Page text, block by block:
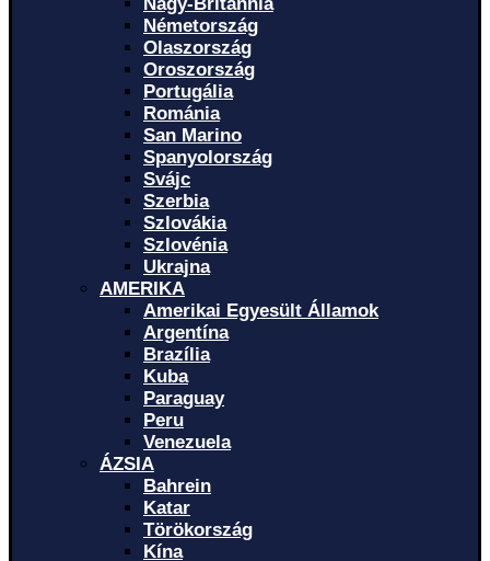
Németország
Olaszország
Oroszország
Portugália
Románia
San Marino
Spanyolország
Svájc
Szerbia
Szlovákia
Szlovénia
Ukrajna
AMERIKA
Amerikai Egyesült Államok
Argentína
Brazília
Kuba
Paraguay
Peru
Venezuela
ÁZSIA
Bahrein
Katar
Törökország
Kína